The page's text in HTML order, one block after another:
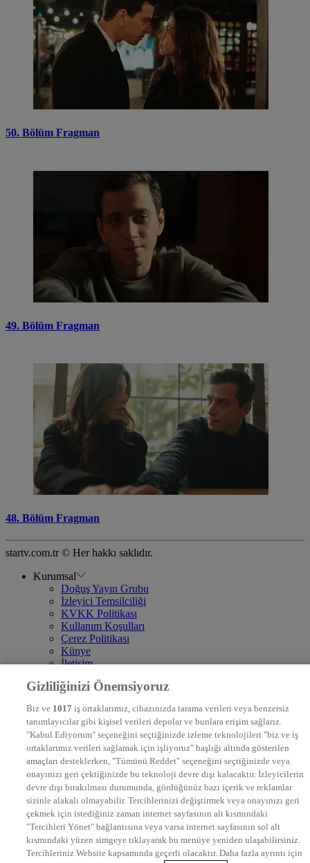
50. Bölüm Fragman
49. Bölüm Fragman
48. Bölüm Fragman
startv.com.tr © Her hakkı saklıdır.
Kurumsal
Doğuş Yayın Grubu
İzleyici Temsilciliği
KVKK Politikası
Kullanım Koşulları
Çerez Politikası
Künye
İletişim
DYG Televizyonlar
STAR
EURO STAR
KRAL POP TV
DYG Radyolar
NTV RADYO
KRAL FM
KRAL POP
EKSEN
VOYAGE
DYG Dijital
ntv.com.tr
ntvspor.net
Gizliliğinizi Önemsiyoruz
Biz ve 1017 iş ortaklarımız, cihazınızda tarama verileri veya benzersiz
tanımlayıcılar gibi kişisel verileri depolar ve bunlara erişim sağlarız.
"Kabul Ediyorum" seçeneğini seçtiğinizde izleme teknolojileri "biz ve iş
ortaklarımız verileri sağlamak için işliyoruz" başlığı altında gösterilen
amaçları desteklerken, "Tümünü Reddet" seçeneğini seçtiğinizde veya
onayınızı geri çektiğinizde bu teknoloji devre dışı kalacaktır. İzleyicilerin
devre dışı bırakılması durumunda, gördüğünüz bazı içerik ve reklamlar
sizinle alakalı olmayabilir. Tercihlerinizi değiştirmek veya onayınızı geri
çekmek için istediğiniz zaman internet sayfasının alt kısmındaki
"Tercihleri Yönet" bağlantısına veya varsa internet sayfasının sol alt
kısmındaki yüzen simgeye tıklayarak bu menüye yeniden ulaşabilirsiniz.
Tercihleriniz Website kapsamında geçerli olacaktır. Daha fazla ayrıntı için